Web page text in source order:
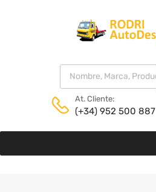
At. Cliente:
(+34) 952 500 887